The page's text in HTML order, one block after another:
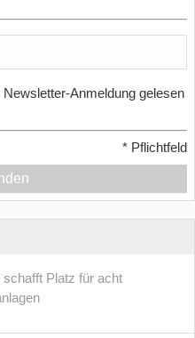
Anmeldung gelesen
* Pflichtfeld
schafft Platz für acht